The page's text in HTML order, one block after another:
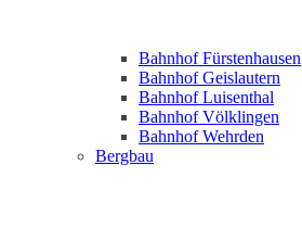
Bahnhof Fürstenhausen
Bahnhof Geislautern
Bahnhof Luisenthal
Bahnhof Völklingen
Bahnhof Wehrden
Bergbau